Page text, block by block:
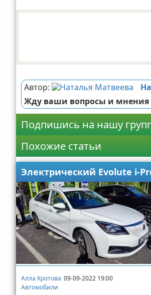
Автор:
Жду ваши вопросы и мнения
Подпишись на нашу
Похожие статьи
Электрический Evolute i-
Алла Кротова 09-09-2022 19:00
Автомобили